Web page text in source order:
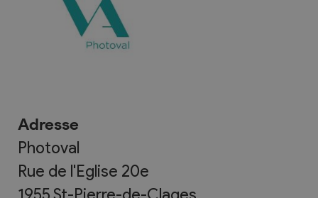
Adresse
Photoval
Rue de l'Eglise 20e